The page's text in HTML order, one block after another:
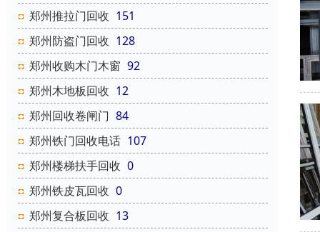
郑州推拉门回收 151
郑州防盗门回收 128
郑州收购木门木窗 92
郑州木地板回收 12
郑州回收卷闸门 84
郑州铁门回收电话 107
郑州楼梯扶手回收 0
郑州铁皮瓦回收 0
郑州复合板回收 13